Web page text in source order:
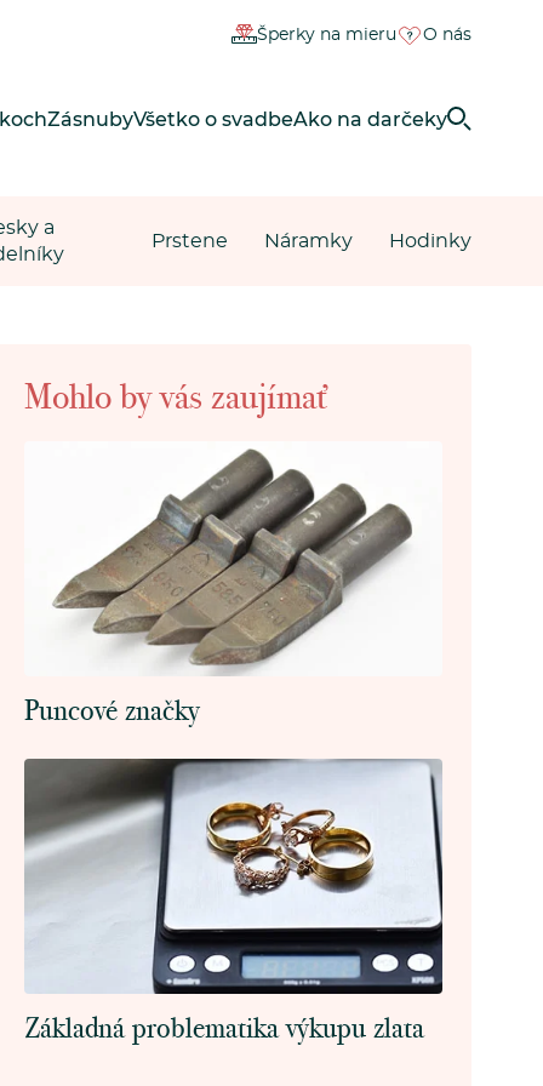
Šperky na mieru O nás
ZásnubyVšetko o svadbeAko na darčeky
a
Prstene Náramky Hodinky
Mohlo by vás zaujímať
Puncové značky
Základná problematika výkupu zlata